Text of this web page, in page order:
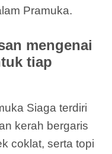
Pramuka.
mengenai
tiap
Siaga terdiri
kerah bergaris
coklat, serta topi